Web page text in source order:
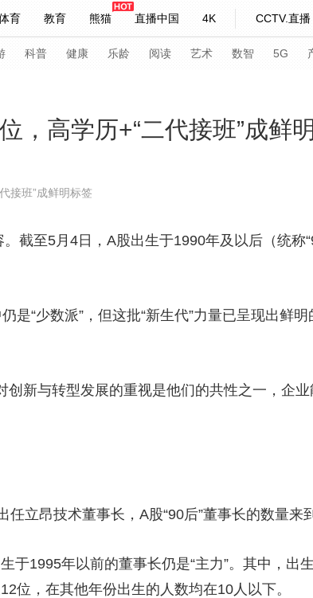
育 教育 熊猫 直播中国 4K CCTV.直播
语 热解读 天天学习
人 下载央视影音
科普 健康 乐龄 阅读 艺术 数智 5G
VR/AR 4K专区 全景新闻
会 CBA NBA 中超 国足 国际足球 网球
央博 非遗 文化 旅游 科普 健康 乐龄
热播榜 总台企业白名单
，高学历+“二代接班”成鲜
接班”成鲜明标签
至5月4日，A股出生于1990年及以后（统称
“少数派”，但这批“新生代”力量已呈现出鲜
新与转型发展的重视是他们的共性之一，企
昂技术董事长，A股“90后”董事长的数量来到
1995年以前的董事长仍是“主力”。其中，出
位，在其他年份出生的人数均在10人以下。